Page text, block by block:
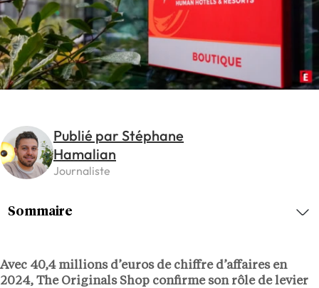
Publié par Stéphane
Hamalian
Journaliste
Avec 40,4 millions d’euros de chiffre d’affaires en
2024, The Originals Shop confirme son rôle de levier
Sommaire